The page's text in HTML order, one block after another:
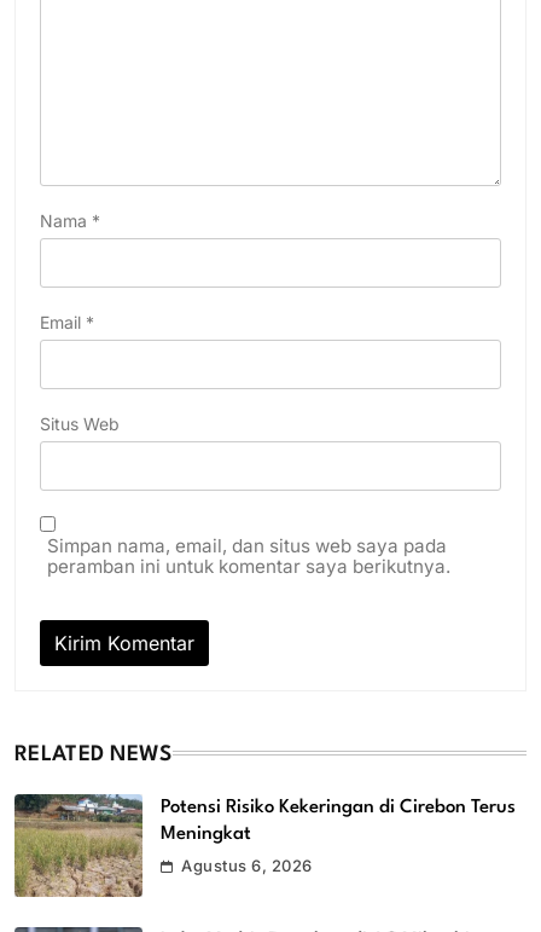
Nama *
Email *
Situs Web
Simpan nama, email, dan situs web saya pada
peramban ini untuk komentar saya berikutnya.
RELATED NEWS
Potensi Risiko Kekeringan di Cirebon Terus
Meningkat
Agustus 6, 2026